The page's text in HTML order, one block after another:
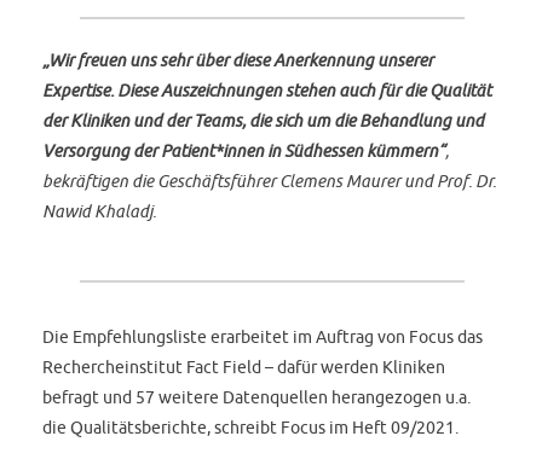
„Wir freuen uns sehr über diese Anerkennung unserer
Expertise. Diese Auszeichnungen stehen auch für die Qualität
der Kliniken und der Teams, die sich um die Behandlung und
Versorgung der Patient*innen in Südhessen kümmern“,
bekräftigen die Geschäftsführer Clemens Maurer und Prof. Dr.
Nawid Khaladj.
Die Empfehlungsliste erarbeitet im Auftrag von Focus das
Rechercheinstitut Fact Field – dafür werden Kliniken
befragt und 57 weitere Datenquellen herangezogen u.a.
die Qualitätsberichte, schreibt Focus im Heft 09/2021.